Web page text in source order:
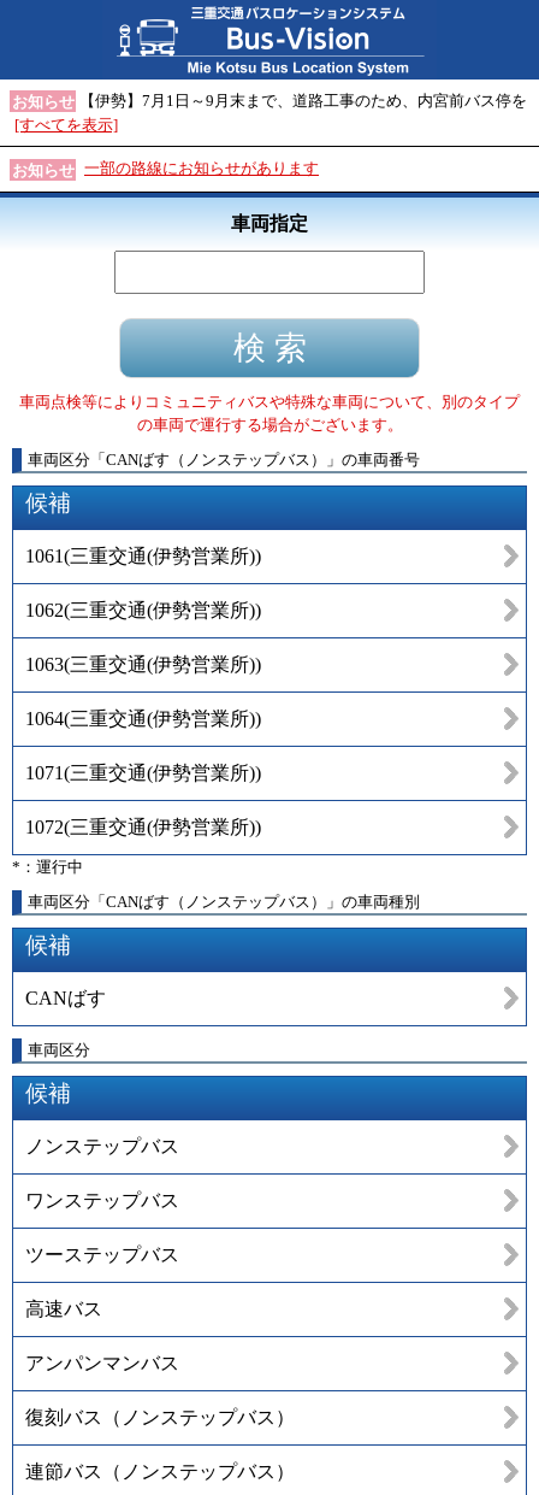
お知らせ
【伊勢】7月1日～9月末まで、道路工事のため、内宮前バス停を
[すべてを表示]
お知らせ 一部の路線にお知らせがあります
車両指定
車両点検等によりコミュニティバスや特殊な車両について、別のタイプ
の車両で運行する場合がございます。
車両区分 「 CANばす（ノンステップバス） 」 の車両番号
候補
1061(三重交通(伊勢営業所))
1062(三重交通(伊勢営業所))
1063(三重交通(伊勢営業所))
1064(三重交通(伊勢営業所))
1071(三重交通(伊勢営業所))
1072(三重交通(伊勢営業所))
*：運行中
車両区分「CANばす（ノンステップバス）」の車両種別
候補
CANばす
車両区分
候補
ノンステップバス
ワンステップバス
ツーステップバス
高速バス
アンパンマンバス
復刻バス（ノンステップバス）
連節バス（ノンステップバス）